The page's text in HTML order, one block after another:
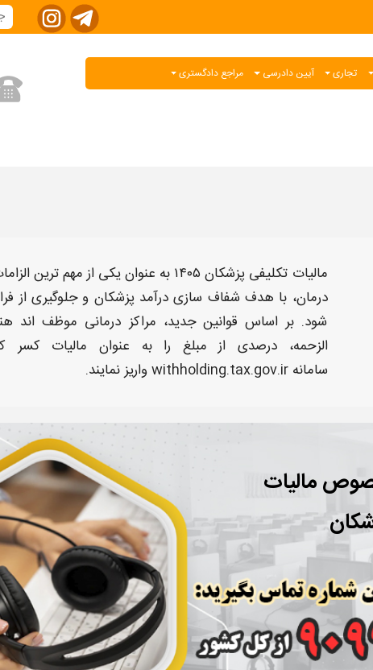
تجاری آیین دادرسی مراجع دادگستری
مالیات تکلیفی پزشکان ۱۴۰۵ به عنوان یکی از مهم ترین
درمان، با هدف شفاف سازی درآمدپزشکان و جلوگیری از
شود. بر اساس قوانین جدید، مراکز درمانی موظف اند
الزحمه، درصدی از مبلغ را به عنوان مالیات کسر
سامانهwithholding.tax.gov.irواریز نمایند.
مالیات